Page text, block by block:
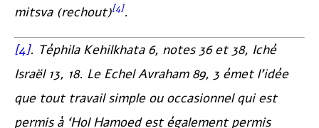
mitsva (rechout)[4].
[4]. Téphila Kehilkhata6, notes 36 et 38, Iché
Israël13, 18. Le Echel Avraham89, 3 émet l’idée
que tout travail simple ou occasionnel qui est
permis à ‘Hol Hamoed est également permis